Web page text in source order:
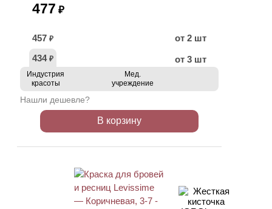
477 ₽
457 ₽
от 2 шт
434 ₽ от 3 шт
Индустрия
красоты
Мед.
учреждение
Нашли дешевле?
В корзину